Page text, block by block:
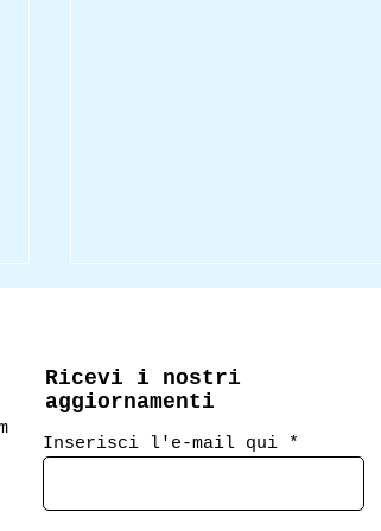
Ricevi i nostri
aggiornamenti
Inserisci l'e-mail qui